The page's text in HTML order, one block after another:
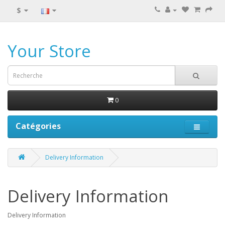
$
Your Store
0
Catégories
Delivery Information
Delivery Information
Delivery Information